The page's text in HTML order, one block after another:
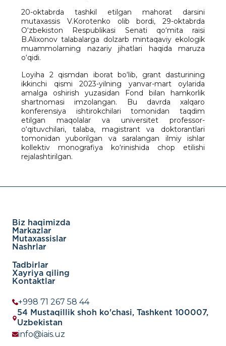
20-oktabrda tashkil etilgan mahorat darsini
mutaxassis V.Korotenko olib bordi, 29-oktabrda
O‘zbekiston Respublikasi Senati qo‘mita raisi
B.Alixonov talabalarga dolzarb mintaqaviy ekologik
muammolarning nazariy jihatlari haqida maruza
o‘qidi.
Loyiha 2 qismdan iborat bo‘lib, grant dasturining
ikkinchi qismi 2023-yilning yanvar-mart oylarida
amalga oshirish yuzasidan Fond bilan hamkorlik
shartnomasi imzolangan. Bu davrda xalqaro
konferensiya ishtirokchilari tomonidan taqdim
etilgan maqolalar va universitet professor-
o‘qituvchilari, talaba, magistrant va doktorantlari
tomonidan yuborilgan va saralangan ilmiy ishlar
kollektiv monografiya ko‘rinishida chop etilishi
rejalashtirilgan.
Biz haqimizda
Markazlar
Mutaxassislar
Nashrlar
Tadbirlar
Xayriya qiling
Kontaktlar
+998 71 267 58 44
54 Mustaqillik shoh ko'chasi, Tashkent 100007,
Uzbekistan
info@iais.uz